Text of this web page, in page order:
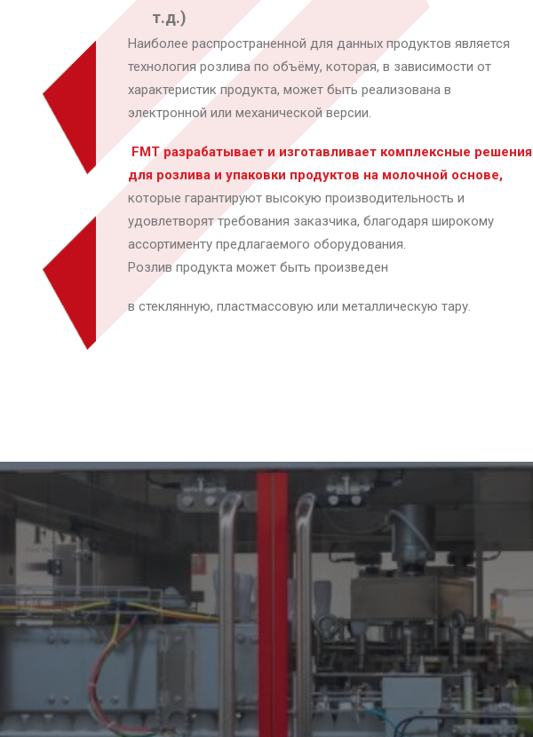
т.д.)
Наиболее распространенной для данных продуктов является
технология розлива по объёму, которая, в зависимости от
характеристик продукта, может быть реализована в
электронной или механической версии.
FMT разрабатывает и изготавливает комплексные решения
для розлива и упаковки продуктов на молочной основе,
которые гарантируют высокую производительность и
удовлетворят требования заказчика, благодаря широкому
ассортименту предлагаемого оборудования.
Розлив продукта может быть произведен
в стеклянную, пластмассовую или металлическую тару.